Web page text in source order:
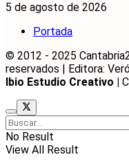
5 de agosto de 2026
Portada
© 2012 - 2025
reservados | Editora:
Ibio Estudio Creativo |
No Result
View All Result